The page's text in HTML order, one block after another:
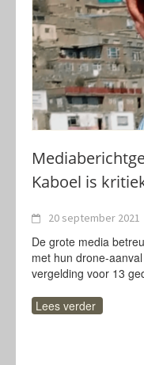
Kaboel is
20 september 2021
De grote media
met hun drone-
vergelding voor 13
Lees verder